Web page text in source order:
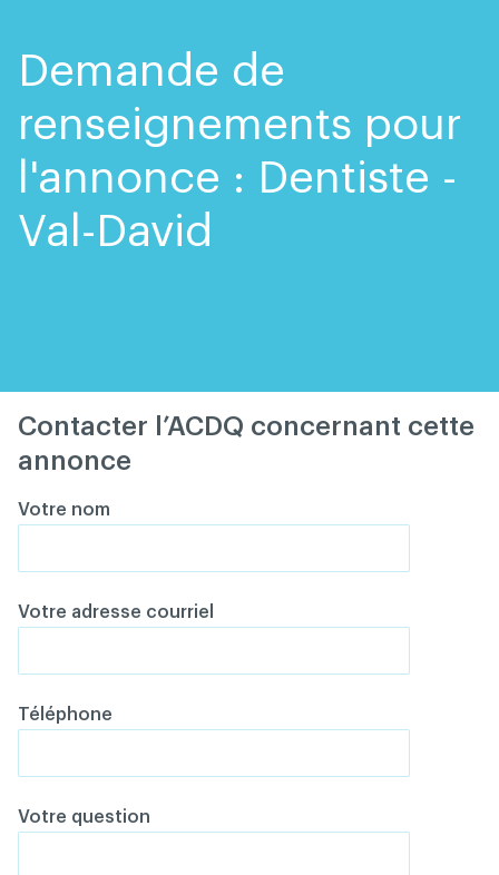
Demande de
renseignements pour
l'annonce : Dentiste -
Val-David
Contacter l’ACDQ concernant cette
annonce
Votre nom
Votre adresse courriel
Téléphone
Votre question